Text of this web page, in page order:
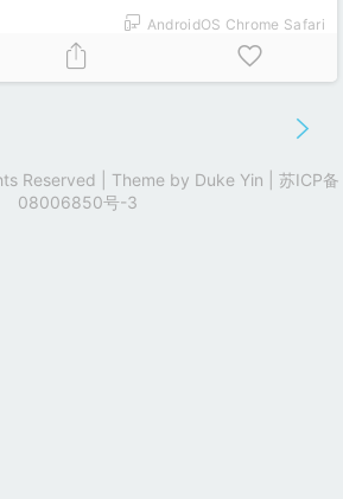
AndroidOS Chrome Safari
Reserved | Theme by Duke Yin
苏ICP备
08006850号-3